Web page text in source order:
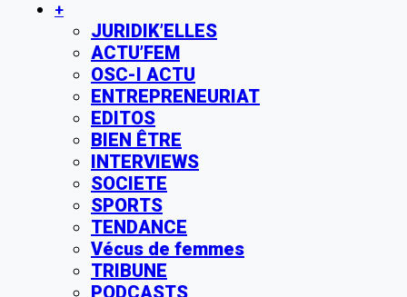
+
JURIDIK’ELLES
ACTU’FEM
OSC-I ACTU
ENTREPRENEURIAT
EDITOS
BIEN ÊTRE
INTERVIEWS
SOCIETE
SPORTS
TENDANCE
Vécus de femmes
TRIBUNE